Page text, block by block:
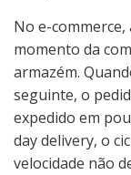
No e-
momento da
armazém.
seguinte, o
expedido em
day delivery, o
velocidade não